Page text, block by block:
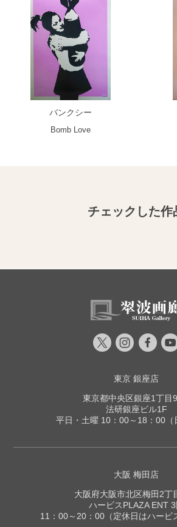
バンクシー
Bomb Love
チェックした作
東京 銀座店
東京都中央区銀座1丁目
法研銀座ビル1F
平日・土曜 10：00～18：00（
大阪 梅田店
大阪府大阪市北区梅田2丁
ハービスPLAZA ENT
11：00～20：00（定休日はハービ